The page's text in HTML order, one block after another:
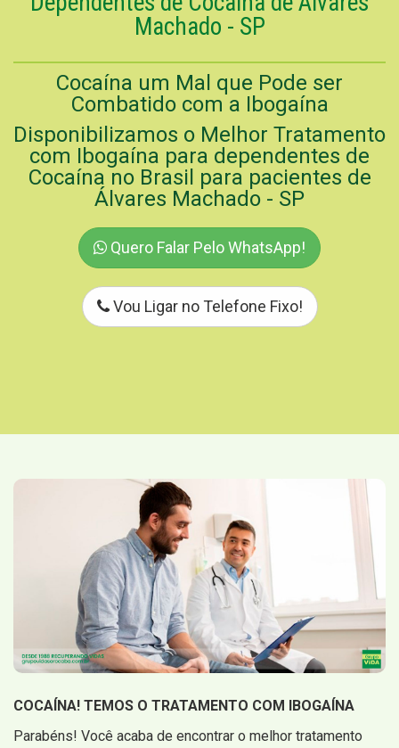
Machado - SP
Cocaína um Mal que Pode ser
Combatido com a Ibogaína
Disponibilizamos o Melhor Tratamento
com Ibogaína para dependentes de
Cocaína no Brasil para pacientes de
Álvares Machado - SP
Quero Falar Pelo WhatsApp!
Vou Ligar no Telefone Fixo!
COCAÍNA! TEMOS O TRATAMENTO COM IBOGAÍNA
Parabéns! Você acaba de encontrar o melhor tratamento